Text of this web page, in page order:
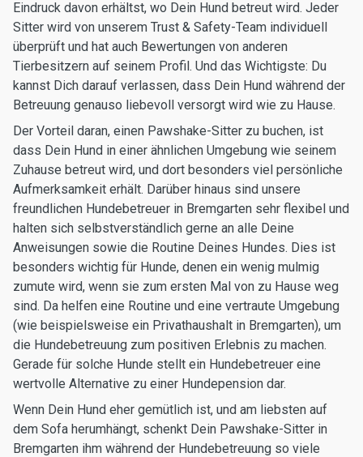
Eindruck davon erhältst, wo Dein Hund betreut wird. Jeder
Sitter wird von unserem Trust & Safety-Team individuell
überprüft und hat auch Bewertungen von anderen
Tierbesitzern auf seinem Profil. Und das Wichtigste: Du
kannst Dich darauf verlassen, dass Dein Hund während der
Betreuung genauso liebevoll versorgt wird wie zu Hause.
Der Vorteil daran, einen Pawshake-Sitter zu buchen, ist
dass Dein Hund in einer ähnlichen Umgebung wie seinem
Zuhause betreut wird, und dort besonders viel persönliche
Aufmerksamkeit erhält. Darüber hinaus sind unsere
freundlichen Hundebetreuer in Bremgarten sehr flexibel und
halten sich selbstverständlich gerne an alle Deine
Anweisungen sowie die Routine Deines Hundes. Dies ist
besonders wichtig für Hunde, denen ein wenig mulmig
zumute wird, wenn sie zum ersten Mal von zu Hause weg
sind. Da helfen eine Routine und eine vertraute Umgebung
(wie beispielsweise ein Privathaushalt in Bremgarten), um
die Hundebetreuung zum positiven Erlebnis zu machen.
Gerade für solche Hunde stellt ein Hundebetreuer eine
wertvolle Alternative zu einer Hundepension dar.
Wenn Dein Hund eher gemütlich ist, und am liebsten auf
dem Sofa herumhängt, schenkt Dein Pawshake-Sitter in
Bremgarten ihm während der Hundebetreuung so viele